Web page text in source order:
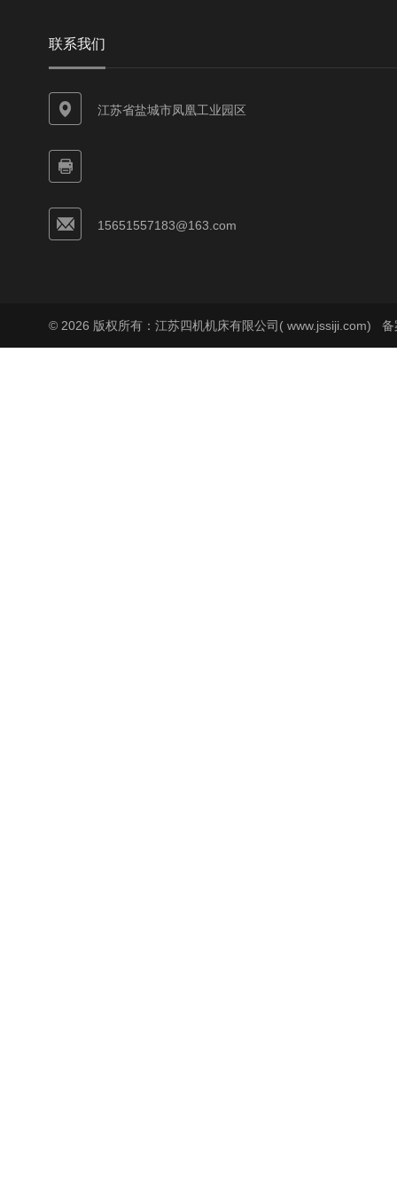
联系我们
江苏省盐城市凤凰工业园区
15651557183@163.com
© 2026 版权所有：江苏四机机床有限公司( www.jssiji.com) 备